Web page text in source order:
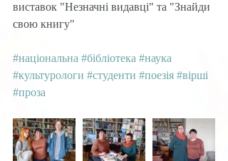
виставок "Незначні видавці" та "Знайди
свою книгу"
#національна #бібліотека #наука
#культурологи #студенти #поезія #вірші
#проза